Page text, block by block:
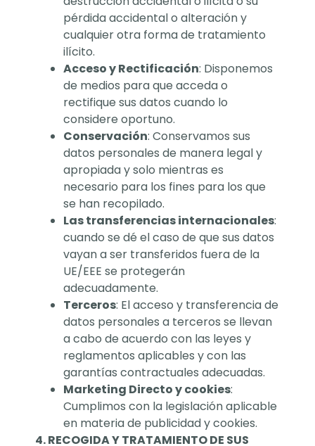
pérdida accidental o alteración y
cualquier otra forma de tratamiento
ilícito.
Acceso y Rectificación: Disponemos
de medios para que acceda o
rectifique sus datos cuando lo
considere oportuno.
Conservación: Conservamos sus
datos personales de manera legal y
apropiada y solo mientras es
necesario para los fines para los que
se han recopilado.
Las transferencias internacionales:
cuando se dé el caso de que sus datos
vayan a ser transferidos fuera de la
UE/EEE se protegerán
adecuadamente.
Terceros: El acceso y transferencia de
datos personales a terceros se llevan
a cabo de acuerdo con las leyes y
reglamentos aplicables y con las
garantías contractuales adecuadas.
Marketing Directo y cookies:
Cumplimos con la legislación aplicable
en materia de publicidad y cookies.
4. RECOGIDA Y TRATAMIENTO DE SUS